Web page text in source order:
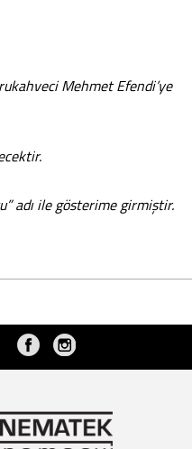
Mehmet Efendi’ye
adı ile gösterime girmiştir.